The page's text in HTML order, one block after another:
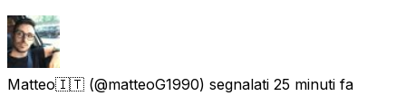
Matteo🇮🇹 (@matteoG1990) segnalati 25 minuti fa